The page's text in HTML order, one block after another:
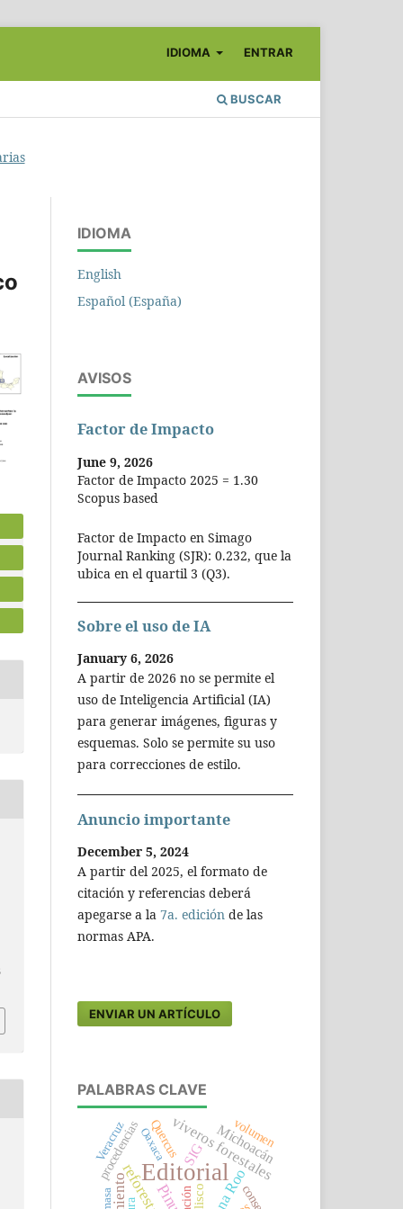
BUSCAR
IDIOMA ENTRAR
IDIOMA
English
Español (España)
AVISOS
Factor de Impacto
June 9, 2026
Factor de Impacto 2025 = 1.30
Scopus based
Factor de Impacto en Simago
Journal Ranking (SJR): 0.232, que la
ubica en el quartil 3 (Q3).
Sobre el uso de IA
January 6, 2026
A partir de 2026 no se permite el
uso de Inteligencia Artificial (IA)
para generar imágenes, figuras y
esquemas. Solo se permite su uso
para correcciones de estilo.
Anuncio importante
December 5, 2024
A partir del 2025, el formato de
citación y referencias deberá
apegarse a la 7a. edición de las
normas APA.
ENVIAR UN ARTÍCULO
PALABRAS CLAVE
Editorial
viveros forestales
Michoacán
SIG
procedencias volumen
Quercus
Veracruz Oaxaca